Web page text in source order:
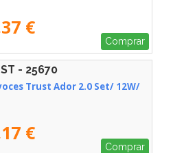
€
Comprar
- 25670
Trust Ador 2.0 Set/ 12W/
€
Comprar